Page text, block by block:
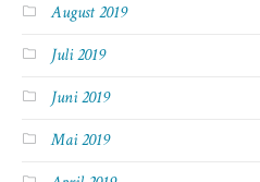
August 2019
Juli 2019
Juni 2019
Mai 2019